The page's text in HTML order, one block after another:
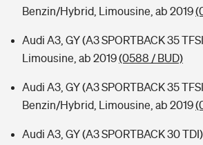
Benzin/Hybrid, Limousine, ab 2019
Audi A3, GY (A3 SPORTBACK 35
Limousine, ab 2019(0588 / BUD)
Audi A3, GY (A3 SPORTBACK 35
Benzin/Hybrid, Limousine, ab 2019
Audi A3, GY (A3 SPORTBACK 30